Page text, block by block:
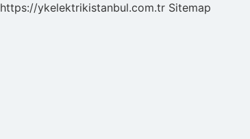
https://ykelektrikistanbul.com.tr Sitemap